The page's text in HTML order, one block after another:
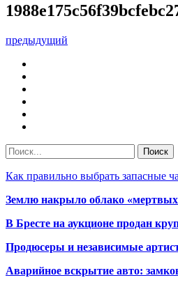
предыдущий
Как правильно выбрать запасные
Землю накрыло облако «мертвых
В Бресте на аукционе продан
Продюсеры и независимые
Аварийное вскрытие авто: